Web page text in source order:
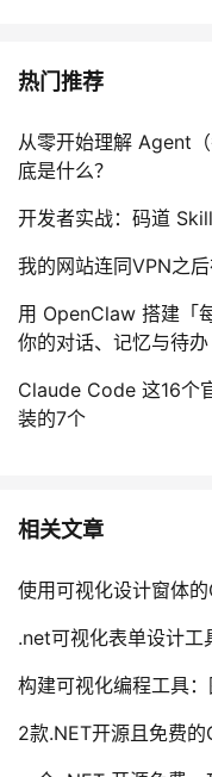
热门推荐
从零开始理解 Agent
底是什么？
开发者实战：码道
我的网站连同VPN之
用 OpenClaw 搭建「
你的对话、记忆与待办
Claude Code 这16个
装的7个
相关文章
使用可视化设计窗体
.net可视化表单设计工
构建可视化编程工具
2款.NET开源且免费